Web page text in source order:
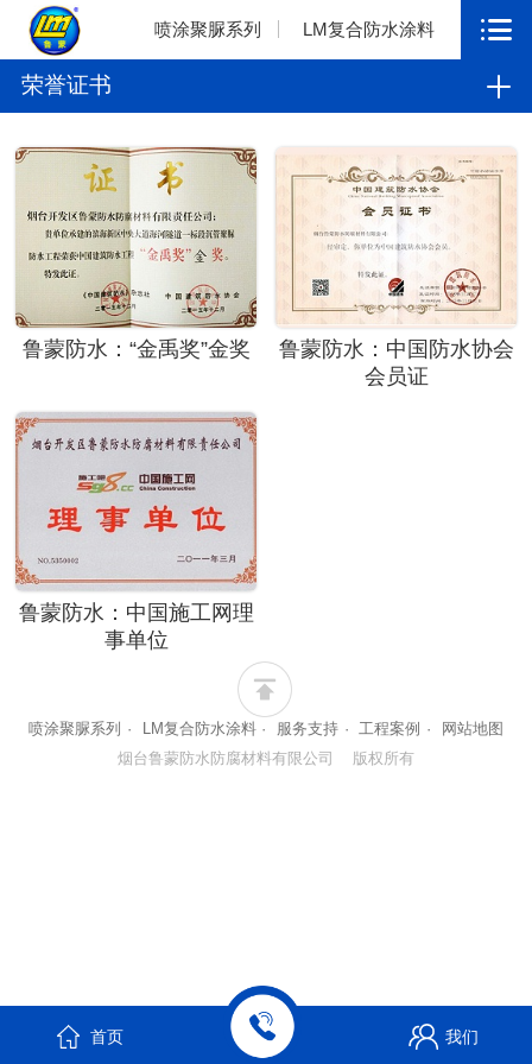
喷涂聚脲系列 LM复合防水涂料
荣誉证书
鲁蒙防水：“金禹奖”金奖
鲁蒙防水：中国防水协会
会员证
鲁蒙防水：中国施工网理
事单位
喷涂聚脲系列 · LM复合防水涂料 · 服务支持 · 工程案例 ·
网站地图
烟台鲁蒙防水防腐材料有限公司 版权所有
首页 我们